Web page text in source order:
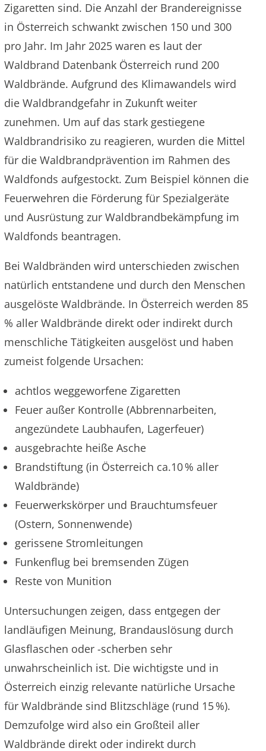
Zigaretten sind. Die Anzahl der Brandereignisse
in Österreich schwankt zwischen 150 und 300
pro Jahr. Im Jahr 2025 waren es laut der
Waldbrand Datenbank Österreich rund 200
Waldbrände. Aufgrund des Klimawandels wird
die Waldbrandgefahr in Zukunft weiter
zunehmen. Um auf das stark gestiegene
Waldbrandrisiko zu reagieren, wurden die Mittel
für die Waldbrandprävention im Rahmen des
Waldfonds aufgestockt. Zum Beispiel können die
Feuerwehren die Förderung für Spezialgeräte
und Ausrüstung zur Waldbrandbekämpfung im
Waldfonds beantragen.
Bei Waldbränden wird unterschieden zwischen
natürlich entstandene und durch den Menschen
ausgelöste Waldbrände. In Österreich werden 85
% aller Waldbrände direkt oder indirekt durch
menschliche Tätigkeiten ausgelöst und haben
zumeist folgende Ursachen:
achtlos weggeworfene Zigaretten
Feuer außer Kontrolle (Abbrennarbeiten,
angezündete Laubhaufen, Lagerfeuer)
ausgebrachte heiße Asche
Brandstiftung (in Österreich ca.10 % aller
Waldbrände)
Feuerwerkskörper und Brauchtumsfeuer
(Ostern, Sonnenwende)
gerissene Stromleitungen
Funkenflug bei bremsenden Zügen
Reste von Munition
Untersuchungen zeigen, dass entgegen der
landläufigen Meinung, Brandauslösung durch
Glasflaschen oder -scherben sehr
unwahrscheinlich ist. Die wichtigste und in
Österreich einzig relevante natürliche Ursache
für Waldbrände sind Blitzschläge (rund 15 %).
Demzufolge wird also ein Großteil aller
Waldbrände direkt oder indirekt durch